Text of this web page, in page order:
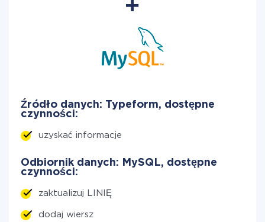
Źródło danych: Typeform, dostępne
czynności:
uzyskać informacje
Odbiornik danych: MySQL, dostępne
czynności:
zaktualizuj LINIĘ
dodaj wiersz